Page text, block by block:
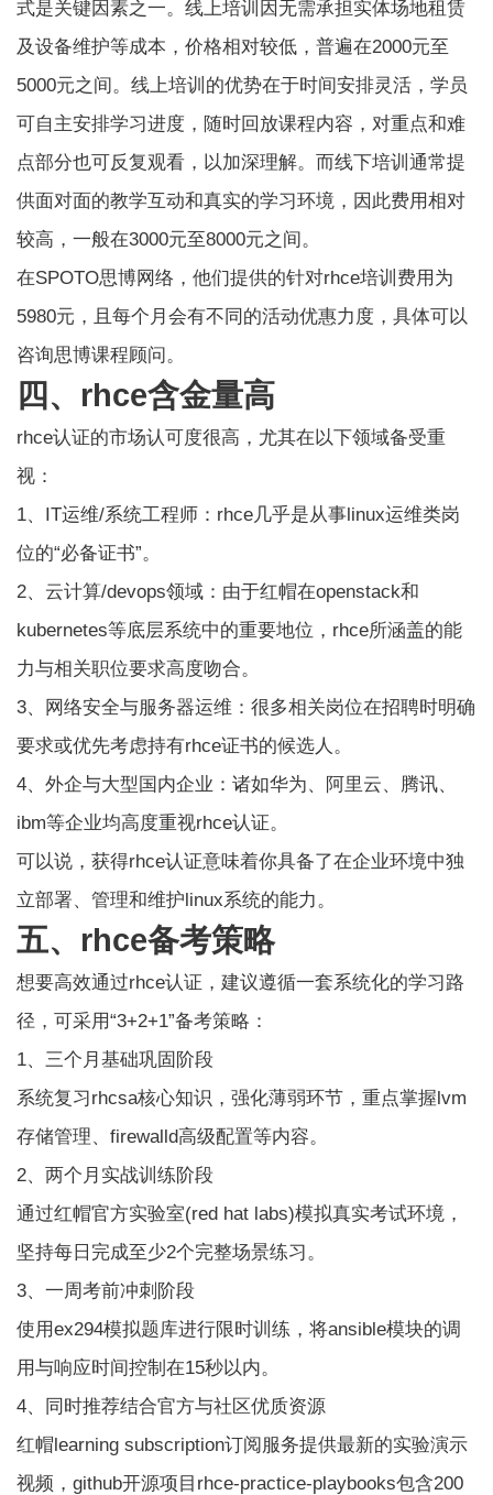
式是关键因素之一。线上培训因无需承担实体场地租赁
及设备维护等成本，价格相对较低，普遍在2000元至
5000元之间。线上培训的优势在于时间安排灵活，学员
可自主安排学习进度，随时回放课程内容，对重点和难
点部分也可反复观看，以加深理解。而线下培训通常提
供面对面的教学互动和真实的学习环境，因此费用相对
较高，一般在3000元至8000元之间。
在SPOTO思博网络 ，他们提供的针对rhce培训费用为
5980元，且每个月会有不同的活动优惠力度，具体可以
咨询思博课程顾问。
四、rhce含金量高
rhce认证的市场认可度很高，尤其在以下领域备受重
视：
1、IT运维/系统工程师：rhce几乎是从事linux运维类岗
位的“必备证书”。
2、云计算/devops领域：由于红帽在openstack和
kubernetes等底层系统中的重要地位，rhce所涵盖的能
力与相关职位要求高度吻合。
3、网络安全与服务器运维：很多相关岗位在招聘时明确
要求或优先考虑持有rhce证书的候选人。
4、外企与大型国内企业：诸如华为、阿里云、腾讯、
ibm等企业均高度重视rhce认证。
可以说，获得rhce认证意味着你具备了在企业环境中独
立部署、管理和维护linux系统的能力。
五、rhce备考策略
想要高效通过rhce认证，建议遵循一套系统化的学习路
径，可采用“3+2+1”备考策略：
1、三个月基础巩固阶段
系统复习rhcsa核心知识，强化薄弱环节，重点掌握lvm
存储管理、firewalld高级配置等内容。
2、两个月实战训练阶段
通过红帽官方实验室(red hat labs)模拟真实考试环境，
坚持每日完成至少2个完整场景练习。
3、一周考前冲刺阶段
使用ex294模拟题库进行限时训练，将ansible模块的调
用与响应时间控制在15秒以内。
4、同时推荐结合官方与社区优质资源
红帽learning subscription订阅服务提供最新的实验演示
视频，github开源项目rhce-practice-playbooks包含200